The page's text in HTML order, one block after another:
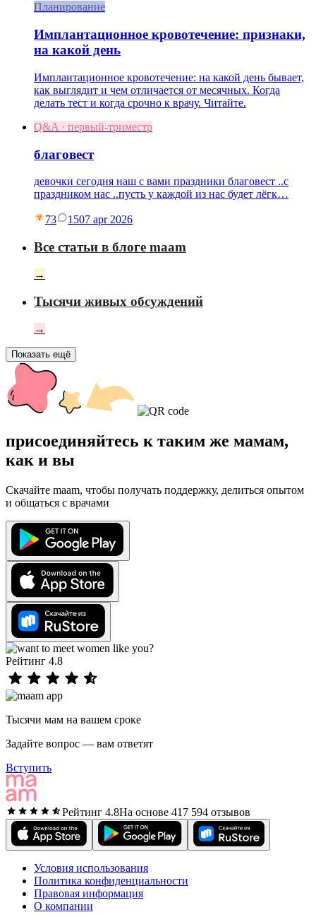
Планирование
Имплантационное кровотечение: признаки,
на какой день
Имплантационное кровотечение: на какой день бывает,
как выглядит и чем отличается от месячных. Когда
делать тест и когда срочно к врачу. Читайте.
Q&A · первый-триместр
благовест
девочки сегодня наш с вами праздники благовест ..с
праздником нас ..пусть у каждой из нас будет лёгк…
73 1507 apr 2026
Все статьи в блоге maam
→
Тысячи живых обсуждений
→
Показать ещё
присоединяйтесь к таким же мамам,
как и вы
Скачайте maam, чтобы получать поддержку, делиться опытом
и общаться с врачами
Рейтинг 4.8
Тысячи мам на вашем сроке
Задайте вопрос — вам ответят
Вступить
Рейтинг 4.8На основе 417 594 отзывов
Условия использования
Политика конфиденциальности
Правовая информация
О компании